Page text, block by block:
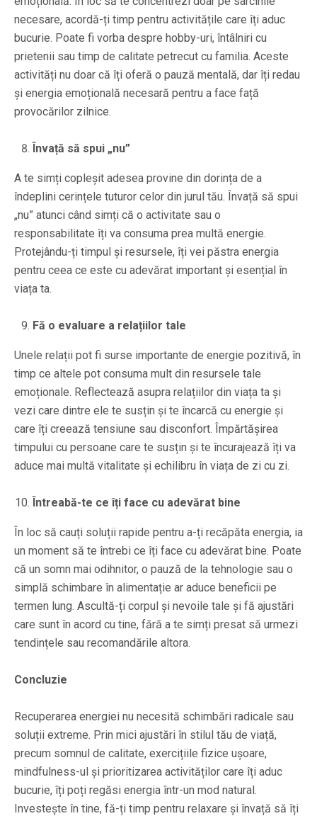
necesare, acordă-ți timp pentru activitățile care îți aduc
bucurie. Poate fi vorba despre hobby-uri, întâlniri cu
prietenii sau timp de calitate petrecut cu familia. Aceste
activități nu doar că îți oferă o pauză mentală, dar îți redau
și energia emoțională necesară pentru a face față
provocărilor zilnice.
Învață să spui „nu”
A te simți copleșit adesea provine din dorința de a
îndeplini cerințele tuturor celor din jurul tău. Învață să spui
„nu” atunci când simți că o activitate sau o
responsabilitate îți va consuma prea multă energie.
Protejându-ți timpul și resursele, îți vei păstra energia
pentru ceea ce este cu adevărat important și esențial în
viața ta.
Fă o evaluare a relațiilor tale
Unele relații pot fi surse importante de energie pozitivă, în
timp ce altele pot consuma mult din resursele tale
emoționale. Reflectează asupra relațiilor din viața ta și
vezi care dintre ele te susțin și te încarcă cu energie și
care îți creează tensiune sau disconfort. Împărtășirea
timpului cu persoane care te susțin și te încurajează îți va
aduce mai multă vitalitate și echilibru în viața de zi cu zi.
Întreabă-te ce îți face cu adevărat bine
În loc să cauți soluții rapide pentru a-ți recăpăta energia, ia
un moment să te întrebi ce îți face cu adevărat bine. Poate
că un somn mai odihnitor, o pauză de la tehnologie sau o
simplă schimbare în alimentație ar aduce beneficii pe
termen lung. Ascultă-ți corpul și nevoile tale și fă ajustări
care sunt în acord cu tine, fără a te simți presat să urmezi
tendințele sau recomandările altora.
Concluzie
Recuperarea energiei nu necesită schimbări radicale sau
soluții extreme. Prin mici ajustări în stilul tău de viață,
precum somnul de calitate, exercițiile fizice ușoare,
mindfulness-ul și prioritizarea activităților care îți aduc
bucurie, îți poți regăsi energia într-un mod natural.
Investește în tine, fă-ți timp pentru relaxare și învață să îți